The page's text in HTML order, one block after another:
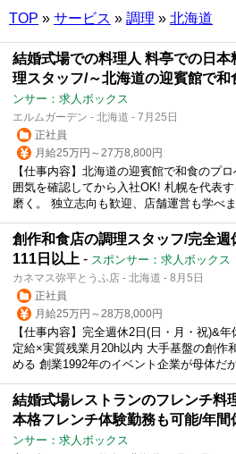
TOP » サービス » 調理 » 北海道
結婚式場での料理人 料亭での日本
理スタッフ/～北海道の迎賓館で和
ンサー：求人ボックス
エルムガーデン - 北海道 - 7月25日
正社員
月給25万円～27万8,800円
【仕事内容】北海道の迎賓館で和食のプ
囲気を確認してから入社OK! 札幌を代表
磨く。 独立志向も歓迎、店舗運営も学べ
創作和食店の調理スタッフ/完全週
111日以上 - スポンサー：求人ボックス
カネマス弥平とうふ店 - 北海道 - 8月5日
正社員
月給25万円～28万8,000円
【仕事内容】完全週休2日(日・月・祝)&
定給×実質残業月20h以内 大手基盤の創作
める 創業1992年のイベント企業が母体だ
結婚式場レストランのフレンチ料
本格フレンチ体験勤務も可能/年間
ンサー：求人ボックス